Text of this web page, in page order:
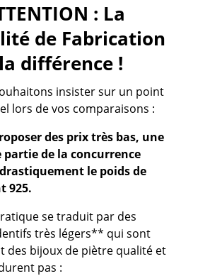
: La
de Fabrication
différence !
insister sur un point
lors de vos comparaisons :
des prix très bas, une
partie de la concurrence
le poids de
925.
se traduit par des
très légers** qui sont
des bijoux de piètre qualité et
pas :